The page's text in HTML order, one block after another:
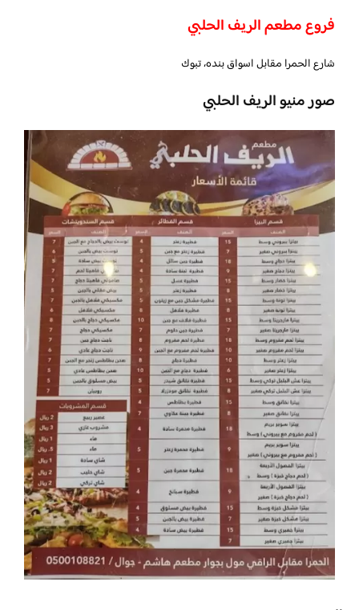
فروع مطعم الريف الحلبي
شارع الحمرا مقابل اسواق بنده، تبوك
صور منيو الريف الحلبي